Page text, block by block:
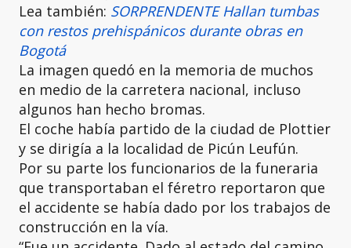
Lea también: SORPRENDENTE Hallan tumbas
con restos prehispánicos durante obras en
Bogotá
La imagen quedó en la memoria de muchos
en medio de la carretera nacional, incluso
algunos han hecho bromas.
El coche había partido de la ciudad de Plottier
y se dirigía a la localidad de Picún Leufún.
Por su parte los funcionarios de la funeraria
que transportaban el féretro reportaron que
el accidente se había dado por los trabajos de
construcción en la vía.